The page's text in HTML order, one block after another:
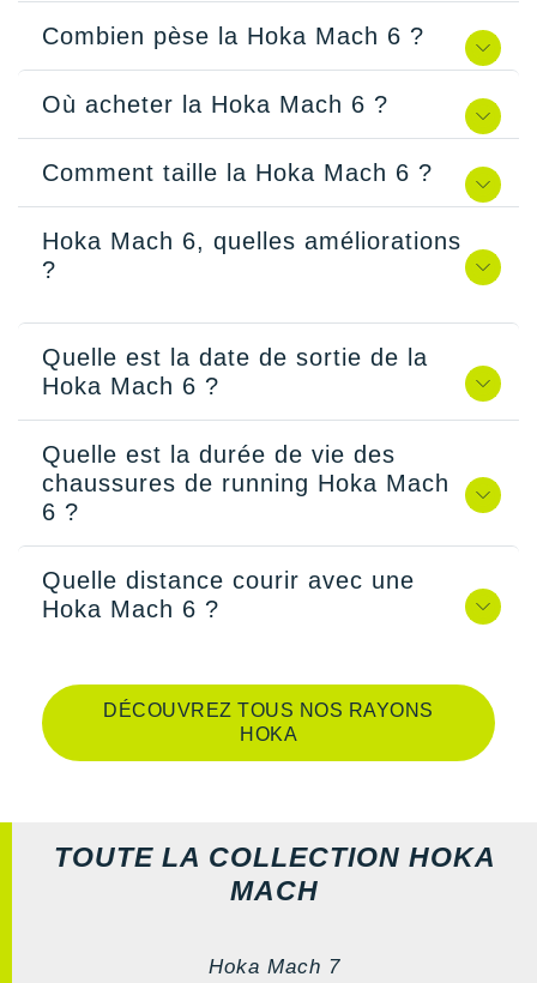
Combien pèse la Hoka Mach 6 ?
Où acheter la Hoka Mach 6 ?
Comment taille la Hoka Mach 6 ?
Hoka Mach 6, quelles améliorations
?
Quelle est la date de sortie de la
Hoka Mach 6 ?
Quelle est la durée de vie des
chaussures de running Hoka Mach
6 ?
Quelle distance courir avec une
Hoka Mach 6 ?
DÉCOUVREZ TOUS NOS RAYONS
HOKA
TOUTE LA COLLECTION HOKA
MACH
Hoka Mach 7